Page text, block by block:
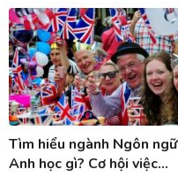
thực phẩm
Tìm hiểu ngành Ngôn ngữ
Anh học gì? Cơ hội việc